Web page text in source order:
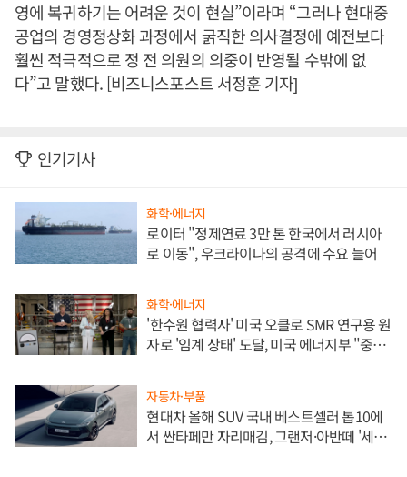
영에 복귀하기는 어려운 것이 현실”이라며 “그러나 현대중
공업의 경영정상화 과정에서 굵직한 의사결정에 예전보다
훨씬 적극적으로 정 전 의원의 의중이 반영될 수밖에 없
다”고 말했다. [비즈니스포스트 서정훈 기자]
인기기사
화학·에너지
로이터 "정제연료 3만 톤 한국에서 러시아
로 이동", 우크라이나의 공격에 수요 늘어
화학·에너지
'한수원 협력사' 미국 오클로 SMR 연구용 원
자로 '임계 상태' 도달, 미국 에너지부 "중요
자동차·부품
현대차 올해 SUV 국내 베스트셀러 톱10에
서 싼타페만 자리매김, 그랜저·아반떼 '세단